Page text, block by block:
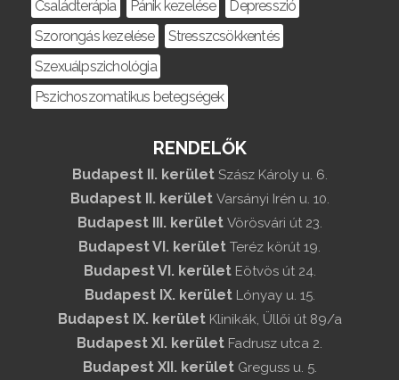
Családterápia
Pánik kezelése
Depresszió
Szorongás kezelése
Stresszcsökkentés
Szexuálpszichológia
Pszichoszomatikus betegségek
RENDELŐK
Budapest II. kerület Szász Károly u. 6.
Budapest II. kerület Varsányi Irén u. 10.
Budapest III. kerület Vörösvári út 23.
Budapest VI. kerület Teréz körút 19.
Budapest VI. kerület Eötvös út 24.
Budapest IX. kerület Lónyay u. 15.
Budapest IX. kerület Klinikák, Üllői út 89/a
Budapest XI. kerület Fadrusz utca 2.
Budapest XII. kerület Greguss u. 5.